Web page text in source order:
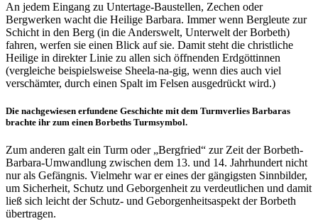
An jedem Eingang zu Untertage-Baustellen, Zechen oder
Bergwerken wacht die Heilige Barbara. Immer wenn Bergleute zur
Schicht in den Berg (in die Anderswelt, Unterwelt der Borbeth)
fahren, werfen sie einen Blick auf sie. Damit steht die christliche
Heilige in direkter Linie zu allen sich öffnenden Erdgöttinnen
(vergleiche beispielsweise Sheela-na-gig, wenn dies auch viel
verschämter, durch einen Spalt im Felsen ausgedrückt wird.)
Die nachgewiesen erfundene Geschichte mit dem Turmverlies Barbaras
brachte ihr zum einen Borbeths Turmsymbol.
Zum anderen galt ein Turm oder „Bergfried“ zur Zeit der Borbeth-
Barbara-Umwandlung zwischen dem 13. und 14. Jahrhundert nicht
nur als Gefängnis. Vielmehr war er eines der gängigsten Sinnbilder,
um Sicherheit, Schutz und Geborgenheit zu verdeutlichen und damit
ließ sich leicht der Schutz- und Geborgenheitsaspekt der Borbeth
übertragen.